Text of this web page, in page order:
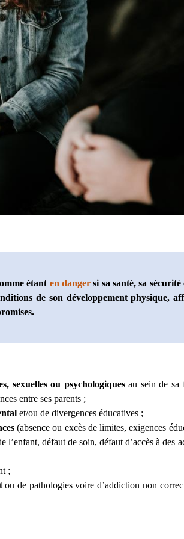
étant en danger si sa santé, sa sécurité
de son développement physique,
sexuelles ou psychologiquesau sein de sa
entre ses parents ;
et/ou de divergences éducatives ;
(absence ou excès de limites, exigences
l’enfant, défaut de soin, défaut d’accès à des
;
ou de pathologies voire d’addiction non